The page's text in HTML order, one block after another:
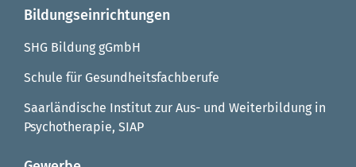
Bildungseinrichtungen
SHG Bildung gGmbH
Schule für Gesundheitsfachberufe
Saarländische Institut zur Aus- und Weiterbildung in
Psychotherapie, SIAP